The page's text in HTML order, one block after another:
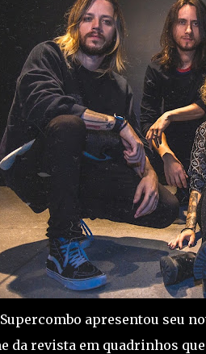
apresentou seu
da revista em quadrinhos